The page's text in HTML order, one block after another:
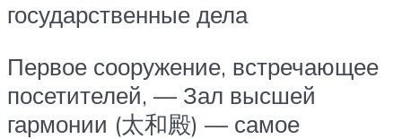
государственные дела
Первое сооружение, встречающее
посетителей, — Зал высшей
гармонии (太和殿) — самое